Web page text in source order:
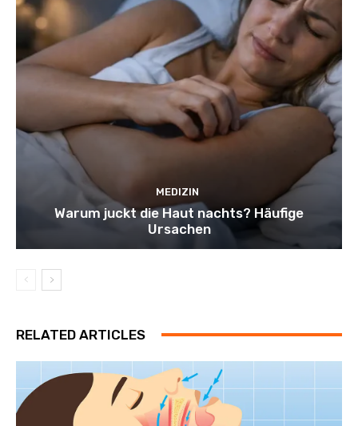
MEDIZIN
Warum juckt die Haut nachts? Häufige
Ursachen
RELATED ARTICLES